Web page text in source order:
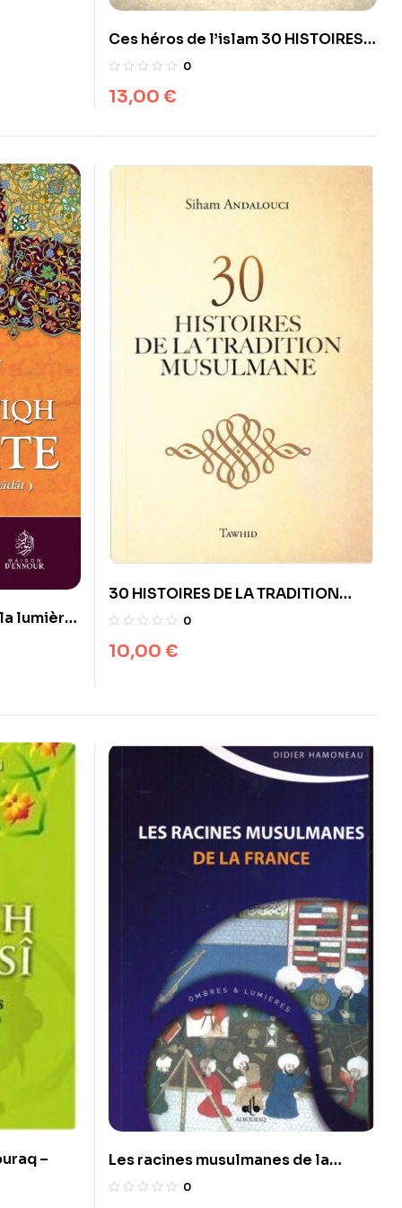
Ces héros de l’islam 30 HISTOIRES
DE LA TRADITION MUSULMANE
0
13,00 €
lumière
30 HISTOIRES DE LA TRADITION
MUSULMANE – sans illustration –
0
10,00 €
–
Les racines musulmanes de la
France
0